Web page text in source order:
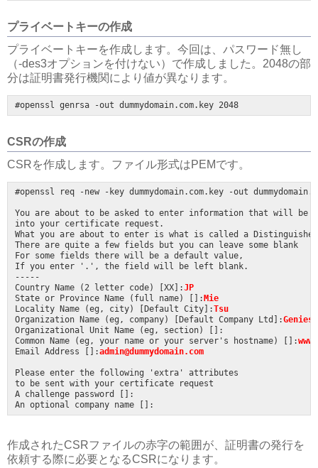
プライベートキーの作成
プライベートキーを作成します。今回は、パスワード無し
（-des3オプションを付けない）で作成しました。2048の部
分は証明書発行機関により値が異なります。
#openssl genrsa -out dummydomain.com.key 2048
CSRの作成
CSRを作成します。ファイル形式はPEMです。
#openssl req -new -key dummydomain.com.key -out
You are about to be asked to enter information that will be
into your certificate request.
What you are about to enter is what is called a Distinguished
There are quite a few fields but you can leave some blank
For some fields there will be a default value,
If you enter '.', the field will be left blank.
-----
Country Name (2 letter code) [XX]:JP
State or Province Name (full name) []: Mie
Locality Name (eg, city) [Default City]:Tsu
Organization Name (eg, company) [Default Company Ltd]:
Organizational Unit Name (eg, section) []:
Common Name (eg, your name or your server's hostname) []:
Email Address []:admin@dummydomain.com
Please enter the following 'extra' attributes
to be sent with your certificate request
A challenge password []:
作成されたCSRファイルの赤字の範囲が、証明書の発行を
依頼する際に必要となるCSRになります。